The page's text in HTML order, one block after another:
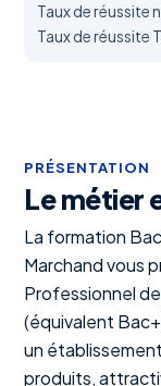
Taux de réussite
Taux de réussite
PRÉSENTATION
Le métier
La formation
Marchand vous
Professionnel
(équivalent
un
produits,